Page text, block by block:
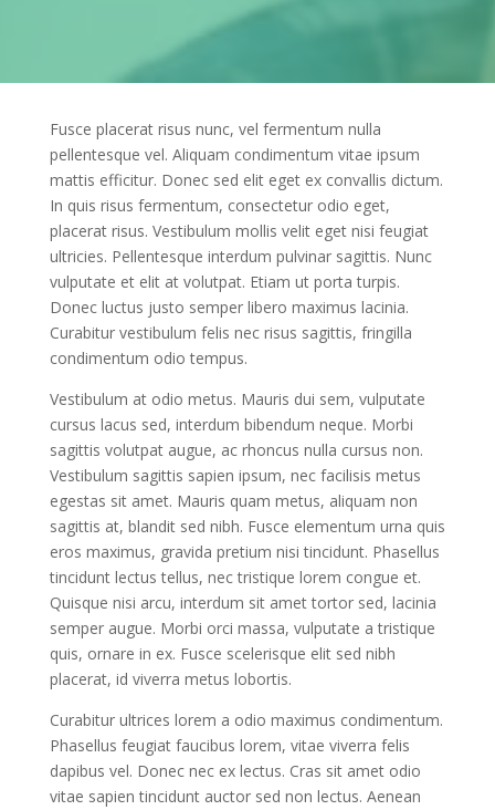
Fusce placerat risus nunc, vel fermentum nulla
pellentesque vel. Aliquam condimentum vitae ipsum
mattis efficitur. Donec sed elit eget ex convallis dictum.
In quis risus fermentum, consectetur odio eget,
placerat risus. Vestibulum mollis velit eget nisi feugiat
ultricies. Pellentesque interdum pulvinar sagittis. Nunc
vulputate et elit at volutpat. Etiam ut porta turpis.
Donec luctus justo semper libero maximus lacinia.
Curabitur vestibulum felis nec risus sagittis, fringilla
condimentum odio tempus.
Vestibulum at odio metus. Mauris dui sem, vulputate
cursus lacus sed, interdum bibendum neque. Morbi
sagittis volutpat augue, ac rhoncus nulla cursus non.
Vestibulum sagittis sapien ipsum, nec facilisis metus
egestas sit amet. Mauris quam metus, aliquam non
sagittis at, blandit sed nibh. Fusce elementum urna quis
eros maximus, gravida pretium nisi tincidunt. Phasellus
tincidunt lectus tellus, nec tristique lorem congue et.
Quisque nisi arcu, interdum sit amet tortor sed, lacinia
semper augue. Morbi orci massa, vulputate a tristique
quis, ornare in ex. Fusce scelerisque elit sed nibh
placerat, id viverra metus lobortis.
Curabitur ultrices lorem a odio maximus condimentum.
Phasellus feugiat faucibus lorem, vitae viverra felis
dapibus vel. Donec nec ex lectus. Cras sit amet odio
vitae sapien tincidunt auctor sed non lectus. Aenean